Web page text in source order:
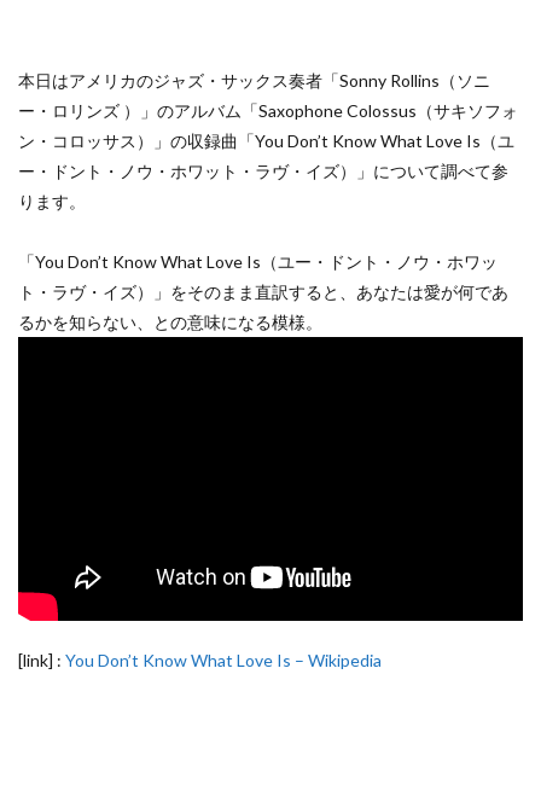
本日はアメリカのジャズ・サックス奏者「Sonny Rollins（ソニ
ー・ロリンズ ）」のアルバム「Saxophone Colossus（サキソフォ
ン・コロッサス）」の収録曲「You Don’t Know What Love Is（ユ
ー・ドント・ノウ・ホワット・ラヴ・イズ）」について調べて参
ります。
「You Don’t Know What Love Is（ユー・ドント・ノウ・ホワッ
ト・ラヴ・イズ）」をそのまま直訳すると、あなたは愛が何であ
るかを知らない、との意味になる模様。
[link] : You Don’t Know What Love Is – Wikipedia